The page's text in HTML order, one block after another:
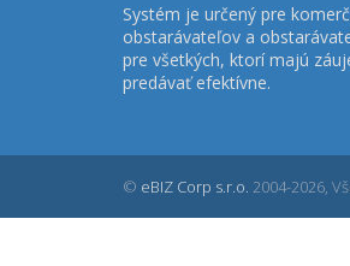
Systém je určený pre
obstarávateľov a
pre všetkých, ktorí majú
predávať efektívne.
© eBIZ Corp s.r.o. 2004-2026,